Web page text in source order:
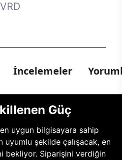
İncelemeler
Güç
uygun bilgisayara sahip
şekilde çalışacak, en
bekliyor. Siparişini verdiğin